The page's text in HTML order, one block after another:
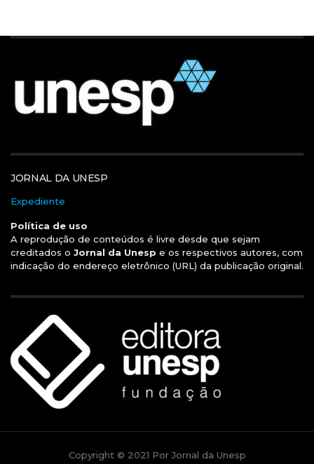
JORNAL DA UNESP
Expediente
Política de uso
A reprodução de conteúdos é livre desde que sejam
creditados o Jornal da Unesp e os respectivos autores, com
indicação do endereço eletrônico (URL) da publicação original.
Copyright © 2021 Por Jornal da Unesp